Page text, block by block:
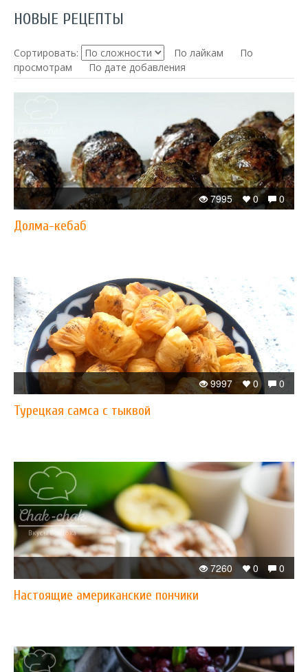
НОВЫЕ РЕЦЕПТЫ
Сортировать: По лайкам
По
просмотрам
По дате добавления
0
0
7995
Долма-кебаб
0
0
9997
Турецкая самса с тыквой
0
0
7260
Настоящие американские пончики